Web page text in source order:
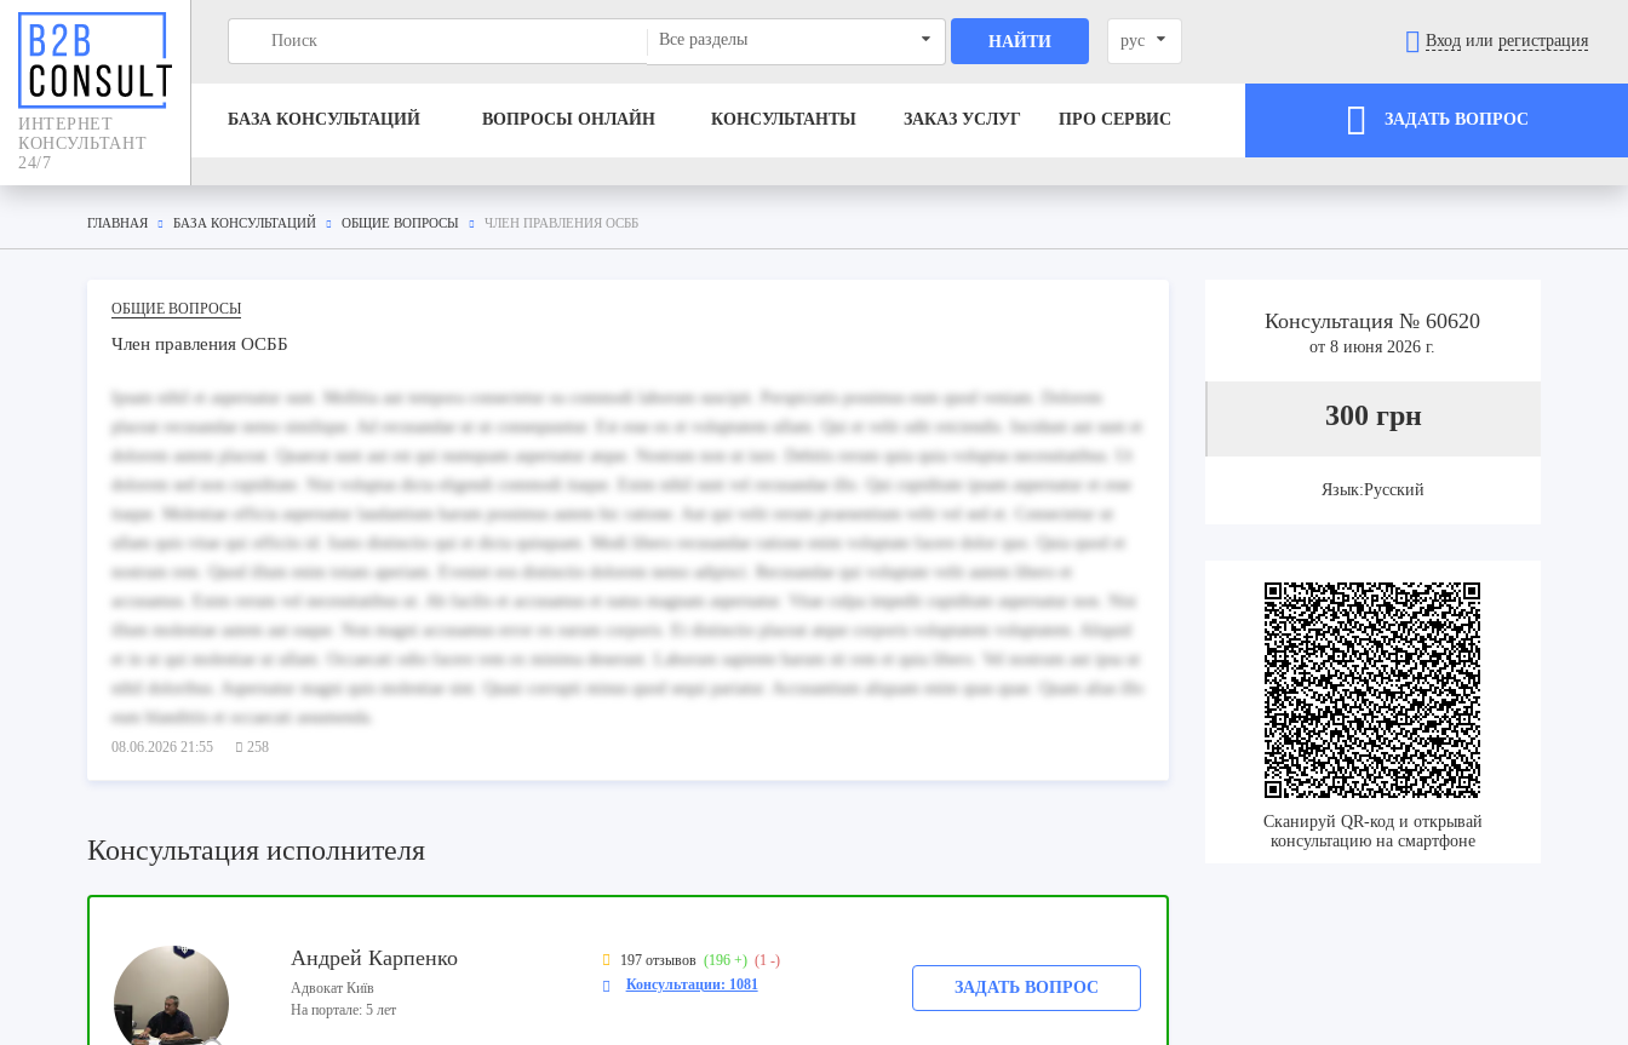
ИНТЕРНЕТ
КОНСУЛЬТАНТ
24/7
Все разделы НАЙТИ рус Вход или регистрация
БАЗА КОНСУЛЬТАЦИЙ ВОПРОСЫ ОНЛАЙН КОНСУЛЬТАНТЫ ЗАКАЗ УСЛУГ ПРО СЕРВИС ЗАДАТЬ ВОПРОС
ГЛАВНАЯ БАЗА КОНСУЛЬТАЦИЙ ОБЩИЕ ВОПРОСЫ ЧЛЕН ПРАВЛЕНИЯ ОСББ
ОБЩИЕ ВОПРОСЫ
Член правления ОСББ
Ipsam nihil et aspernatur sunt. Mollitia aut tempora consectetur ea commodi laborum suscipit. Perspiciatis possimus eum quod veniam. Dolorem
placeat recusandae nemo similique. Ad recusandae ut ut consequuntur. Est esse ex et voluptatem ullam. Qui et velit odit reiciendis. Incidunt aut sunt et
dolorem autem placeat. Quaerat sunt aut est qui numquam aspernatur atque. Nostrum non ut iure. Debitis rerum quia quia voluptas necessitatibus. Ut
dolorem sed non cupiditate. Nisi voluptas dicta eligendi commodi itaque. Enim nihil sunt vel recusandae illo. Qui cupiditate ipsam aspernatur et esse
itaque. Molestiae officia aspernatur laudantium harum possimus autem hic ratione. Aut qui velit rerum praesentium velit vel sed et. Consectetur ut
ullam quis vitae qui officiis id. Iusto distinctio qui et dicta quisquam. Modi libero recusandae ratione enim voluptate facere dolor quo. Quia quod et
nostrum rem. Quod illum enim totam aperiam. Eveniet eos distinctio dolorem nemo adipisci. Recusandae qui voluptate velit autem libero et
accusamus. Enim rerum vel necessitatibus ut. Ab facilis et accusamus et natus magnam aspernatur. Vitae culpa impedit cupiditate aspernatur non. Nisi
illum molestiae autem aut eaque. Non magni accusamus error ex earum corporis. Et distinctio placeat atque corporis voluptatem voluptatem. Aliquid
et in ut qui molestiae ut ullam. Occaecati odio facere rem ex minima deserunt. Laborum sapiente harum sit rem et quia libero. Vel nostrum aut ipsa ut
nihil doloribus. Aspernatur magni quis molestiae sint. Quasi corrupti minus quod sequi pariatur. Accusantium aliquam enim quas quae. Quam alias illo
eum blanditiis et occaecati assumenda.
08.06.2026 21:55 258
Консультация исполнителя
Андрей Карпенко
Адвокат Київ
На портале: 5 лет
197 отзывов (196 +) (1 -)
Консультации: 1081
ЗАДАТЬ ВОПРОС
Консультация № 60620
от 8 июня 2026 г.
300 грн
Язык:Русский
Сканируй QR-код и открывай
консультацию на смартфоне